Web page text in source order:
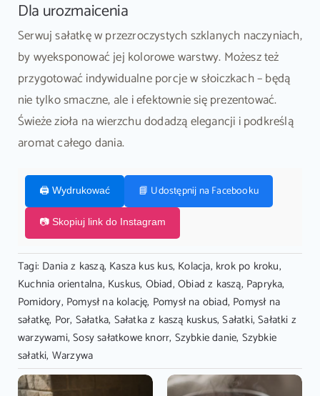
Dla urozmaicenia
Serwuj sałatkę w przezroczystych szklanych naczyniach,
by wyeksponować jej kolorowe warstwy. Możesz też
przygotować indywidualne porcje w słoiczkach – będą
nie tylko smaczne, ale i efektownie się prezentować.
Świeże zioła na wierzchu dodadzą elegancji i podkreślą
aromat całego dania.
🖨️ Wydrukować 📘 Udostępnij na Facebooku
📷 Skopiuj link do Instagram
Tagi: Dania z kaszą, Kasza kus kus, Kolacja, krok po kroku,
Kuchnia orientalna, Kuskus, Obiad,Obiad z kaszą, Papryka,
Pomidory, Pomysł na kolację, Pomysł na obiad, Pomysł na
sałatkę, Por, Sałatka, Sałatka z kaszą kuskus,Sałatki,Sałatki z
warzywami,Sosy sałatkowe knorr, Szybkie danie, Szybkie
sałatki, Warzywa